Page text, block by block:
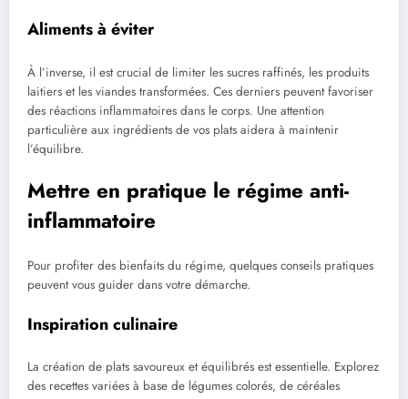
Aliments à éviter
À l’inverse, il est crucial de limiter les sucres raffinés, les produits
laitiers et les viandes transformées. Ces derniers peuvent favoriser
des réactions inflammatoires dans le corps. Une attention
particulière aux ingrédients de vos plats aidera à maintenir
l’équilibre.
Mettre en pratique le régime anti-
inflammatoire
Pour profiter des bienfaits du régime, quelques conseils pratiques
peuvent vous guider dans votre démarche.
Inspiration culinaire
La création de plats savoureux et équilibrés est essentielle. Explorez
des recettes variées à base de légumes colorés, de céréales